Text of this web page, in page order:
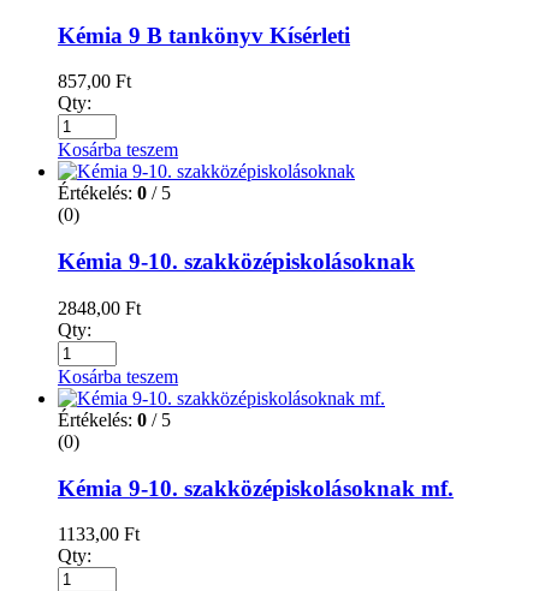
Kémia 9 B tankönyv Kísérleti
857,00 Ft
Qty:
Kosárba teszem
Értékelés: 0 / 5
(0)
Kémia 9-10. szakközépiskolásoknak
2848,00 Ft
Qty:
Kosárba teszem
Értékelés: 0 / 5
(0)
Kémia 9-10. szakközépiskolásoknak mf.
1133,00 Ft
Qty: